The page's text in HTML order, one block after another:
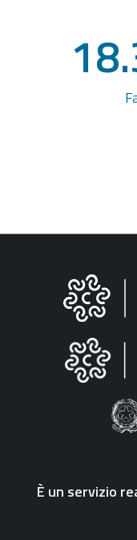
"Fattura
È un servizio